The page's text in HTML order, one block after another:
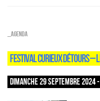
_Agenda
FESTIVAL CURIEUX DÉTOURS –
DIMANCHE 29 SEPTEMBRE